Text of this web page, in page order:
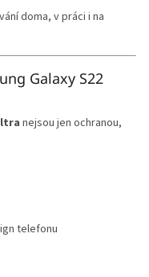
doma, v práci i na
Galaxy S22
nejsou jen ochranou,
telefonu